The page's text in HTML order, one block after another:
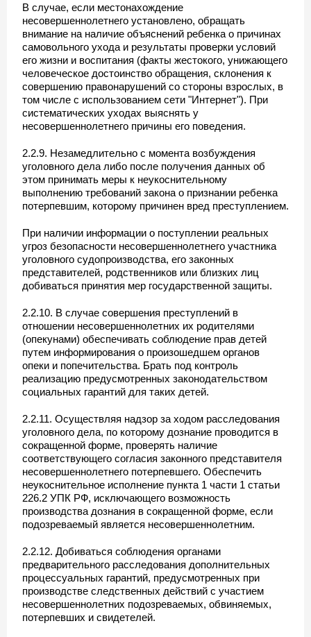
В случае, если местонахождение
несовершеннолетнего установлено, обращать
внимание на наличие объяснений ребенка о причинах
самовольного ухода и результаты проверки условий
его жизни и воспитания (факты жестокого, унижающего
человеческое достоинство обращения, склонения к
совершению правонарушений со стороны взрослых, в
том числе с использованием сети "Интернет"). При
систематических уходах выяснять у
несовершеннолетнего причины его поведения.
2.2.9. Незамедлительно с момента возбуждения
уголовного дела либо после получения данных об
этом принимать меры к неукоснительному
выполнению требований закона о признании ребенка
потерпевшим, которому причинен вред преступлением.
При наличии информации о поступлении реальных
угроз безопасности несовершеннолетнего участника
уголовного судопроизводства, его законных
представителей, родственников или близких лиц
добиваться принятия мер государственной защиты.
2.2.10. В случае совершения преступлений в
отношении несовершеннолетних их родителями
(опекунами) обеспечивать соблюдение прав детей
путем информирования о произошедшем органов
опеки и попечительства. Брать под контроль
реализацию предусмотренных законодательством
социальных гарантий для таких детей.
2.2.11. Осуществляя надзор за ходом расследования
уголовного дела, по которому дознание проводится в
сокращенной форме, проверять наличие
соответствующего согласия законного представителя
несовершеннолетнего потерпевшего. Обеспечить
неукоснительное исполнение пункта 1 части 1 статьи
226.2 УПК РФ, исключающего возможность
производства дознания в сокращенной форме, если
подозреваемый является несовершеннолетним.
2.2.12. Добиваться соблюдения органами
предварительного расследования дополнительных
процессуальных гарантий, предусмотренных при
производстве следственных действий с участием
несовершеннолетних подозреваемых, обвиняемых,
потерпевших и свидетелей.